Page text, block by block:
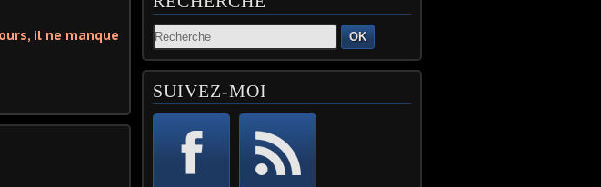
il ne manque
OK
SUIVEZ-MOI